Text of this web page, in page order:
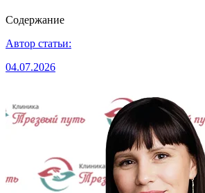
Содержание
Автор статьи:
04.07.2026